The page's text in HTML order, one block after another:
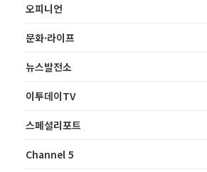
오피니언
문화·라이프
뉴스발전소
이투데이TV
스페셜리포트
Channel 5